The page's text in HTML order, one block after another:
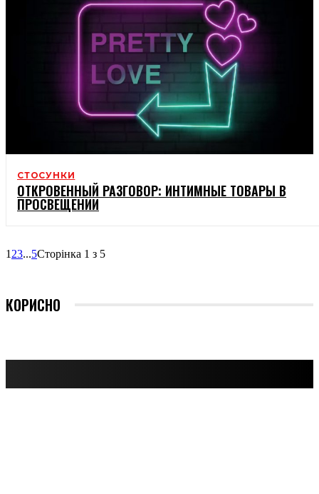
СТОСУНКИ
ОТКРОВЕННЫЙ РАЗГОВОР: ИНТИМНЫЕ ТОВАРЫ В
ПРОСВЕЩЕНИИ
1 23...5Сторінка 1 з 5
КОРИСНО